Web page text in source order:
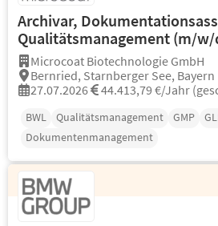
Archivar,
Qualitätsmanagement (m/w/
Microcoat Biotechnologie GmbH
Bernried, Starnberger See, Bayern
27.07.2026
44.413,79 €/Jahr
BWL Qualitätsmanagement GMP
Dokumentenmanagement